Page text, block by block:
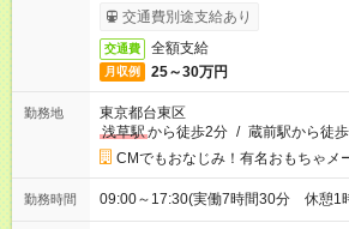
交通費別途支給あり
交通費 全額支給
月収例 25～30万円
勤務地
東京都台東区
浅草駅から徒歩2分 / 蔵前駅から徒
CMでもおなじみ！有名おもちゃメ
勤務時間 09:00～17:30(実働7時間30分 休憩1